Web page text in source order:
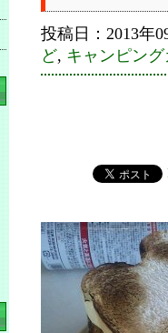
投稿日：2013年
ど, キャンピン